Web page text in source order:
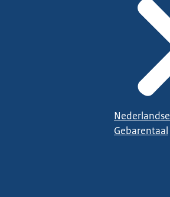
Nederlandse
Gebarentaal